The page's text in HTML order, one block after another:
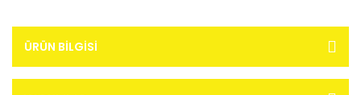
ÜRÜN BILGISI